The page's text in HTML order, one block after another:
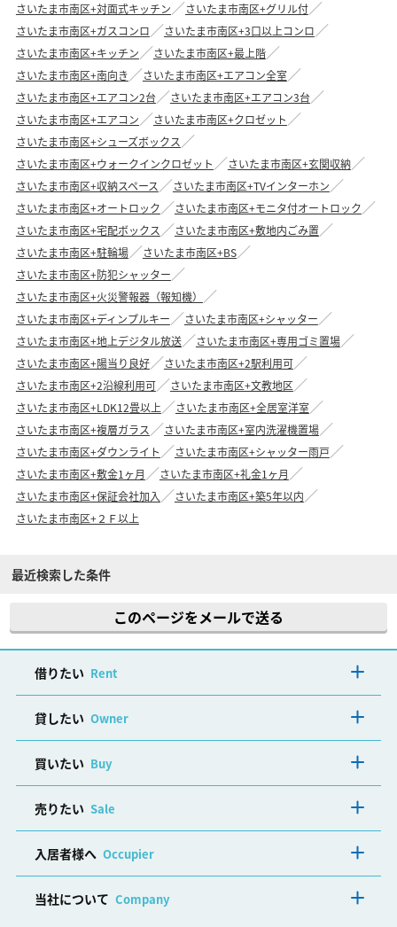
さいたま市南区+対面式キッチン
さいたま市南区+グリル付
さいたま市南区+ガスコンロ
さいたま市南区+3口以上コンロ
さいたま市南区+キッチン
さいたま市南区+最上階
さいたま市南区+南向き
さいたま市南区+エアコン全室
さいたま市南区+エアコン2台
さいたま市南区+エアコン3台
さいたま市南区+エアコン
さいたま市南区+クロゼット
さいたま市南区+シューズボックス
さいたま市南区+ウォークインクロゼット
さいたま市南区+玄関収納
さいたま市南区+収納スペース
さいたま市南区+TVインターホン
さいたま市南区+オートロック
さいたま市南区+モニタ付オートロック
さいたま市南区+宅配ボックス
さいたま市南区+敷地内ごみ置
さいたま市南区+駐輪場
さいたま市南区+BS
さいたま市南区+防犯シャッター
さいたま市南区+火災警報器（報知機）
さいたま市南区+ディンプルキー
さいたま市南区+シャッター
さいたま市南区+地上デジタル放送
さいたま市南区+専用ゴミ置場
さいたま市南区+陽当り良好
さいたま市南区+2駅利用可
さいたま市南区+2沿線利用可
さいたま市南区+文教地区
さいたま市南区+LDK12畳以上
さいたま市南区+全居室洋室
さいたま市南区+複層ガラス
さいたま市南区+室内洗濯機置場
さいたま市南区+ダウンライト
さいたま市南区+シャッター雨戸
さいたま市南区+敷金1ヶ月
さいたま市南区+礼金1ヶ月
さいたま市南区+保証会社加入
さいたま市南区+築5年以内
さいたま市南区+２Ｆ以上
最近検索した条件
このページをメールで送る
借りたい Rent
貸したい Owner
買いたい Buy
売りたい Sale
入居者様へ Occupier
当社について Company